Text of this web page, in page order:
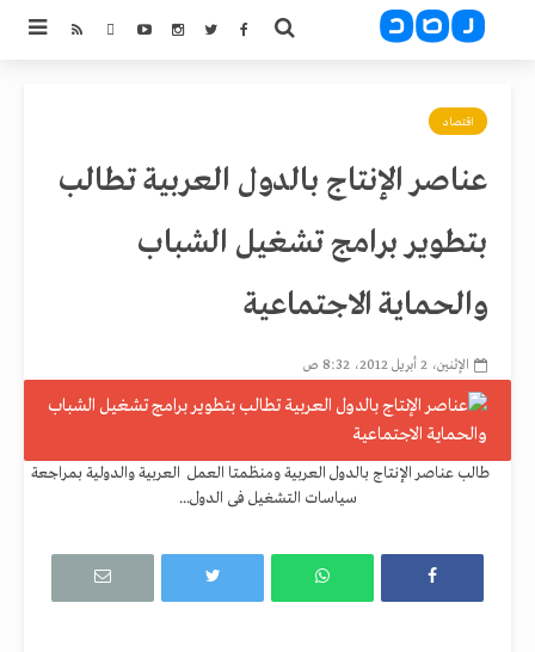
اقتصاد
عناصر الإنتاج بالدول العربية تطالب
بتطوير برامج تشغيل الشباب
والحماية الاجتماعية
الإثنين، 2 أبريل 2012، 8:32 ص
طالب عناصر الإنتاج بالدول العربية ومنظمتا العمل العربية والدولية بمراجعة
سياسات التشغيل فى الدول...